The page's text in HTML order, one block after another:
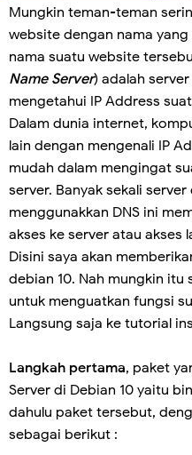
Mungkin teman-teman
website dengan nama
nama suatu website
Name Server) adalah
mengetahui IP Address
Dalam dunia internet,
lain dengan mengenali IP
mudah dalam mengingat
server. Banyak sekali
menggunakkan DNS ini
akses ke server atau akses
Disini saya akan
debian 10. Nah mungkin itu
untuk menguatkan fungsi
Langsung saja ke tutorial
Langkah pertama, paket
Server di Debian 10 yaitu
dahulu paket tersebut,
sebagai berikut :